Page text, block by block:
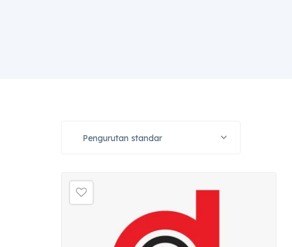
Pengurutan standar